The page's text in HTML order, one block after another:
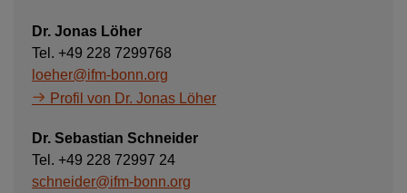
Dr. Jonas Löher
Tel. +49 228 7299768
loeher@ifm-bonn.org
Profil von Dr. Jonas Löher
Dr. Sebastian Schneider
Tel. +49 228 72997 24
schneider@ifm-bonn.org